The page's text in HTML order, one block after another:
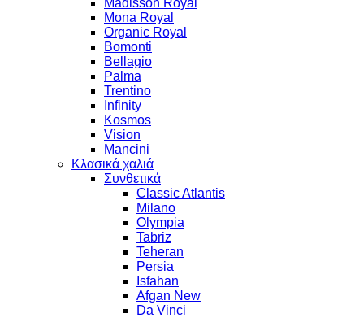
Mona Royal
Organic Royal
Bomonti
Bellagio
Palma
Trentino
Infinity
Kosmos
Vision
Mancini
Κλασικά χαλιά
Συνθετικά
Classic Atlantis
Milano
Olympia
Tabriz
Teheran
Persia
Isfahan
Afgan New
Da Vinci